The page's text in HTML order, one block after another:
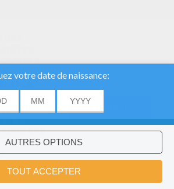
à
la
sur
site
installer l'application
Hellokids?
OK
×